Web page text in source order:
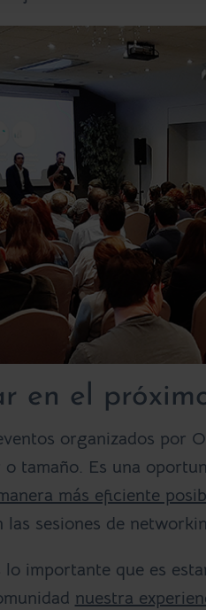
en el
organizados por
tamaño. Es una
más eficiente
sesiones de
importante que es
nuestra